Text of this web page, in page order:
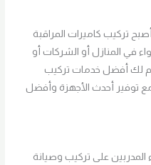
تركيب كاميرات المراقبة
في المنازل أو الشركات أو
لك أفضل خدمات تركيب
توفير أحدث الأجهزة وأفضل
المدربين على تركيب وصيانة